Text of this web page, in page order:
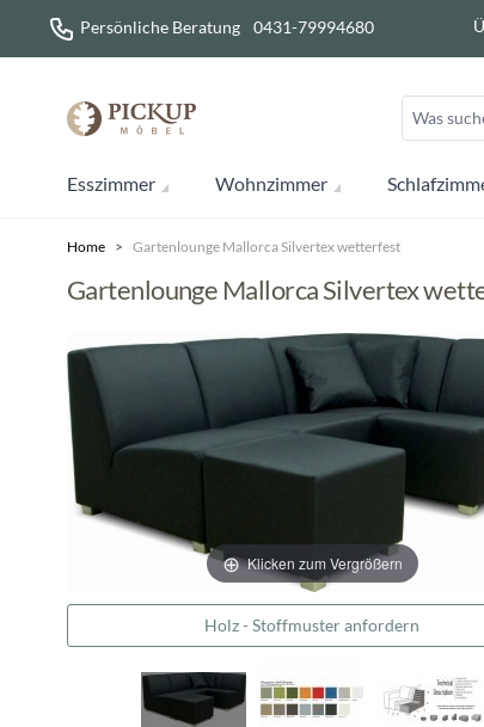
Direkt zum Inhalt
Persönliche Beratung 0431-79994680
Esszimmer Wohnzimmer
Home > Gartenlounge Mallorca Silvertex wetterfest
Gartenlounge Mallorca Silvertex
Klicken zum Vergrößern
Holz - Stoffmuster anfordern